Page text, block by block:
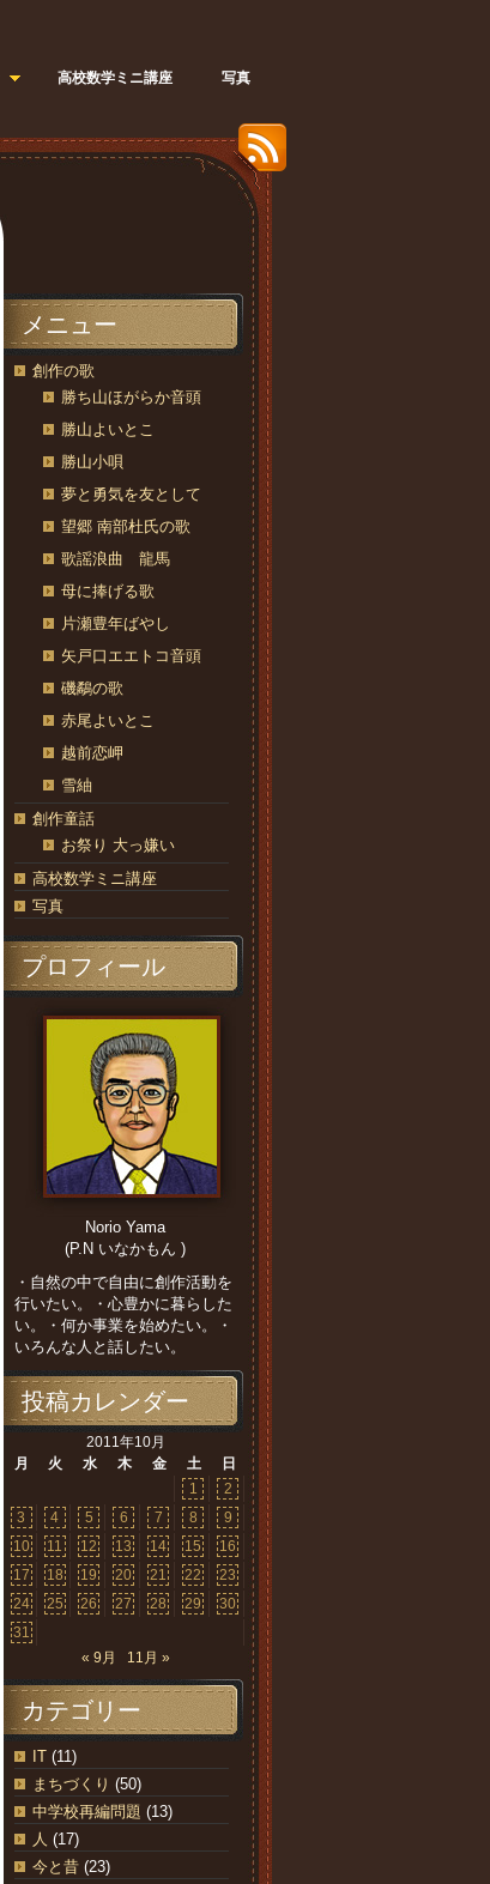
高校数学ミニ講座 写真
メニュー
創作の歌
勝ち山ほがらか音頭
勝山よいとこ
勝山小唄
夢と勇気を友として
望郷 南部杜氏の歌
歌謡浪曲 龍馬
母に捧げる歌
片瀬豊年ばやし
矢戸口エエトコ音頭
磯鷸の歌
赤尾よいとこ
越前恋岬
雪紬
創作童話
お祭り 大っ嫌い
高校数学ミニ講座
写真
プロフィール
Norio Yama
(P.N いなかもん )
・自然の中で自由に創作活動を
行いたい。・心豊かに暮らした
い。・何か事業を始めたい。・
いろんな人と話したい。
投稿カレンダー
2011年10月
月
火 水 木 金 土
日
1
2
3
4 5 6 7 8
9
10
11 12 13 14 15
16
17
18 19 20 21 22
23
24
25 26 27 28 29
30
31
« 9月
11月 »
カテゴリー
IT (11)
まちづくり (50)
中学校再編問題 (13)
人 (17)
今と昔 (23)